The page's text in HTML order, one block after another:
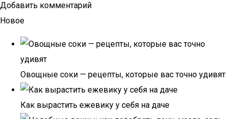
Добавить комментарий
Новое
Овощные соки — рецепты, которые вас точно удивят
Как вырастить ежевику у себя на даче